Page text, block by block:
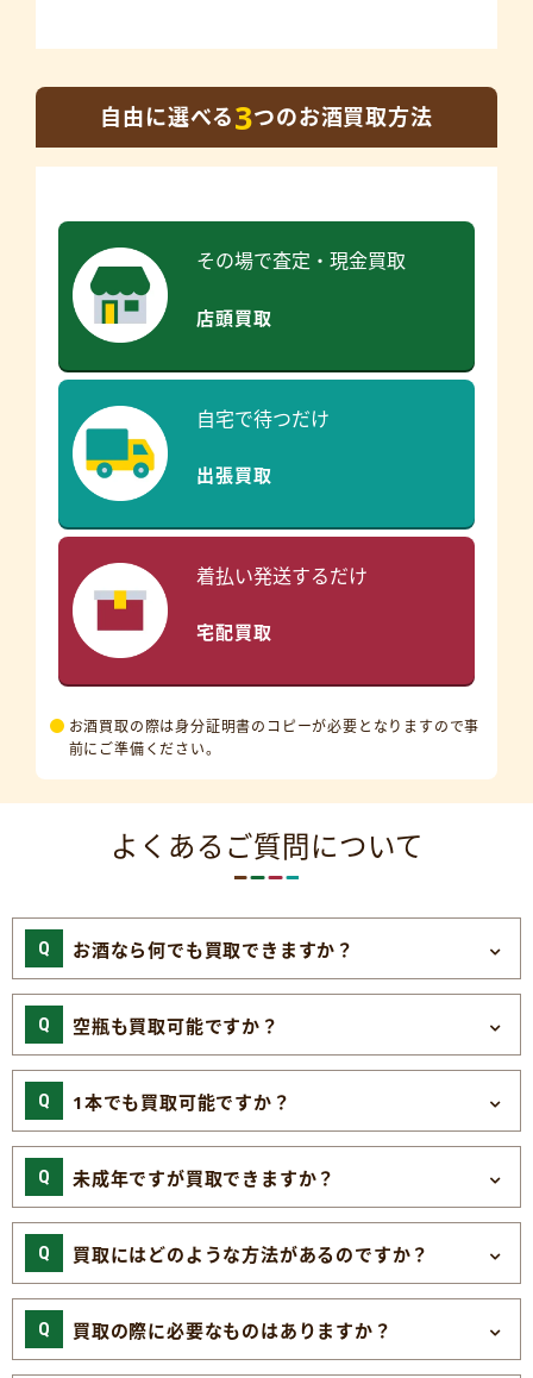
自由に選べる3つのお酒買取方法
その場で査定・現金買取
店頭買取
自宅で待つだけ
出張買取
着払い発送するだけ
宅配買取
お酒買取の際は身分証明書のコピーが必要となりますので事
前にご準備ください。
よくあるご質問について
お酒なら何でも買取できますか？
空瓶も買取可能ですか？
1本でも買取可能ですか？
未成年ですが買取できますか？
買取にはどのような方法があるのですか？
買取の際に必要なものはありますか？